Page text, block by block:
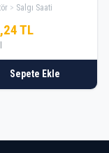
Saatı
Salgı Saati
TL
Sepete Ekle